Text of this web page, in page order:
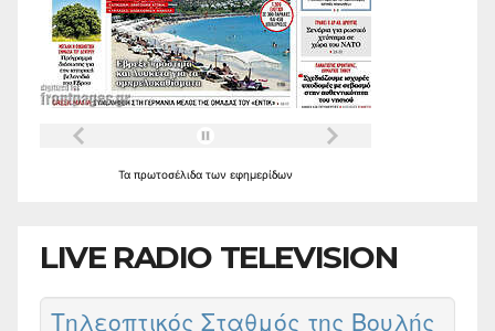
Τα πρωτοσέλιδα των εφημερίδων
LIVE RADIO TELEVISION